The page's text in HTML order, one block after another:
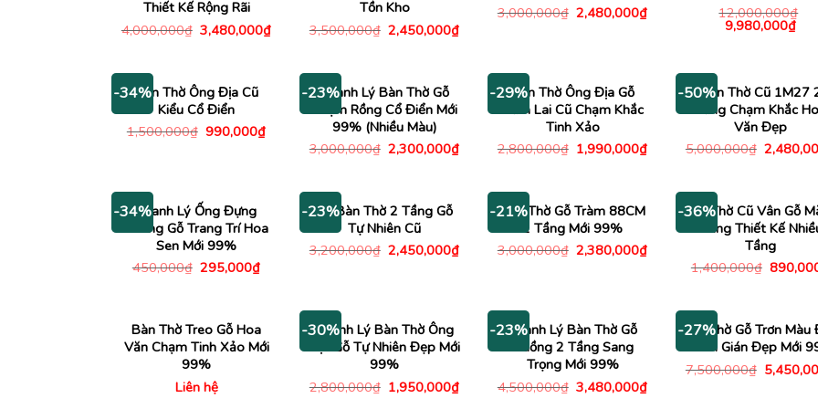
Thiết Kế Rộng Rãi
4,000,000₫ Giá
gốc
3,480,000₫Giá
3,480,000₫.
Tồn Kho
3,500,000₫ Giá
gốc
2,450,000₫Giá
2,450,000₫.
3,000,000₫ Giá
gốc
2,480,000₫Giá
12,000,000₫
Giá
gốc
9,980,000₫Giá
-34%Bàn Thờ Ông Địa Cũ
Kiểu Cổ Điển
1,500,000₫ Giá
990,000₫Giá
-23%Thanh Lý Bàn Thờ Gỗ
Chạm Rồng Cổ Điển Mới
99% (Nhiều Màu)
3,000,000₫ Giá
gốc
2,300,000₫Giá
2,300,000₫.
-29%Bàn Thờ Ông Địa Gỗ
Cẩm Lai Cũ Chạm Khắc
Tinh Xảo
2,800,000₫ Giá
gốc
1,990,000₫Giá
1,990,000₫.
-50%Bàn Thờ Cũ 1M27
Tầng Chạm Khắc
Văn Đẹp
5,000,000₫ Giá
gốc
-34%Thanh Lý Ống Đựng
Nhang Gỗ Trang Trí Hoa
Sen Mới 99%
450,000₫ Giá
295,000₫Giá
295,000₫.
-23%
Kệ Bàn Thờ 2 Tầng Gỗ
Tự Nhiên Cũ
3,200,000₫ Giá
gốc
2,450,000₫Giá
-21%
Bàn Thờ Gỗ Tràm 88CM
1 Tầng Mới 99%
3,000,000₫ Giá
gốc
2,380,000₫Giá
-36%
Tủ Thờ Cũ Vân Gỗ
Vàng Thiết Kế
Tầng
1,400,000₫ Giá
Bàn Thờ Treo Gỗ Hoa
Văn Chạm Tinh Xảo Mới
99%
Liên hệ
-30%
Thanh Lý Bàn Thờ Ông
Địa Gỗ Tự Nhiên Đẹp Mới
99%
2,800,000₫ Giá
gốc
1,950,000₫Giá
-23%Thanh Lý Bàn Thờ Gỗ
Muồng 2 Tầng Sang
Trọng Mới 99%
4,500,000₫ Giá
gốc
3,480,000₫Giá
-27%
Tủ Thờ Gỗ Trơn Màu
Cánh Gián Đẹp Mới
7,500,000₫ Giá
gốc